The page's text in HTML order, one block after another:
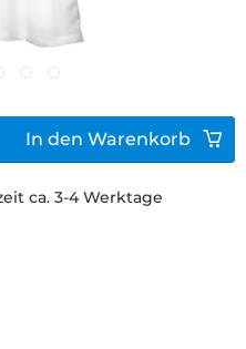
ca. 3-4 Werktage
In den Warenkorb